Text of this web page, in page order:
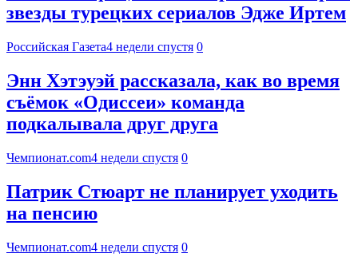
звезды турецких сериалов Эдже Иртем
Российская Газета4 недели спустя 0
Энн Хэтэуэй рассказала, как во время
съёмок «Одиссеи» команда
подкалывала друг друга
Чемпионат.com4 недели спустя 0
Патрик Стюарт не планирует уходить
на пенсию
Чемпионат.com4 недели спустя 0